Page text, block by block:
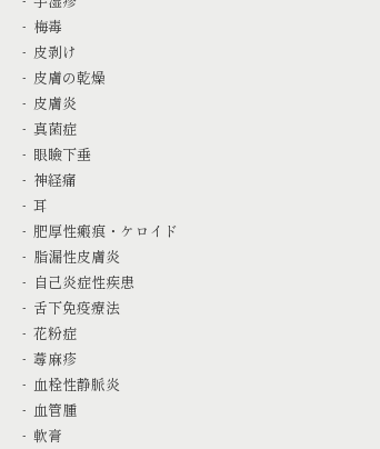
梅毒
皮剥け
皮膚の乾燥
皮膚炎
真菌症
眼瞼下垂
神経痛
耳
肥厚性瘢痕・ケロイド
脂漏性皮膚炎
自己炎症性疾患
舌下免疫療法
花粉症
蕁麻疹
血栓性静脈炎
血管腫
軟膏